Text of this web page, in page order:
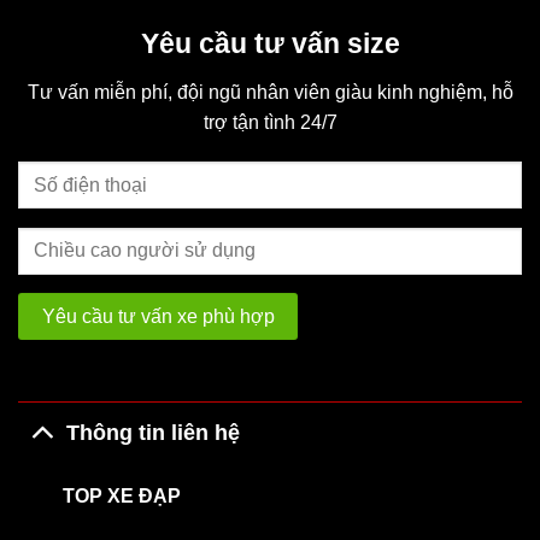
Yêu cầu tư vấn size
Tư vấn miễn phí, đội ngũ nhân viên giàu kinh nghiệm, hỗ
trợ tận tình 24/7
Thông tin liên hệ
TOP XE ĐẠP